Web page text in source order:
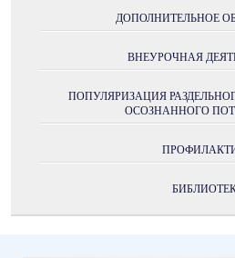
ДОПОЛНИТЕЛЬНОЕ
ВНЕУРОЧНАЯ
ПОПУЛЯРИЗАЦИЯ
ОСОЗНАННОГО